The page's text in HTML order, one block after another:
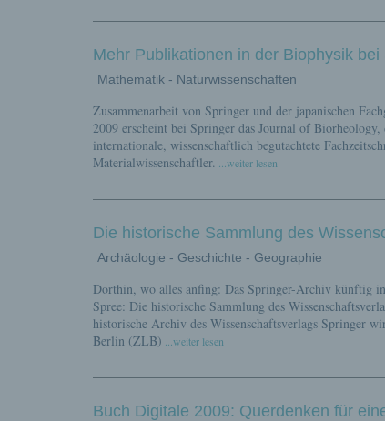
Mehr Publikationen in der Biophysik bei
Mathematik - Naturwissenschaften
Zusammenarbeit von Springer und der japanischen
2009 erscheint bei Springer das Journal of
internationale, wissenschaftlich begutachtete
Materialwissenschaftler. ...weiter lesen
Die historische Sammlung des
Archäologie - Geschichte - Geographie
Dorthin, wo alles anfing: Das Springer-Archiv künftig
Spree: Die historische Sammlung des
historische Archiv des Wissenschaftsverlags Springer
Berlin (ZLB) ...weiter lesen
Buch Digitale 2009: Querdenken für